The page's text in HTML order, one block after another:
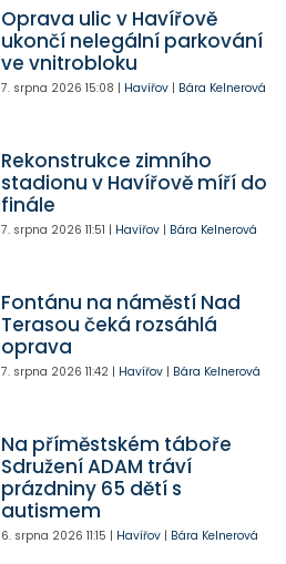
Oprava ulic v Havířově
ukončí nelegální parkování
ve vnitrobloku
7. srpna 2026 15:08 | Havířov| Bára Kelnerová
Rekonstrukce zimního
stadionu v Havířově míří do
finále
7. srpna 2026 11:51 | Havířov| Bára Kelnerová
Fontánu na náměstí Nad
Terasou čeká rozsáhlá
oprava
7. srpna 2026 11:42| Havířov| Bára Kelnerová
Na příměstském táboře
Sdružení ADAM tráví
prázdniny 65 dětí s
autismem
6. srpna 2026 11:15 | Havířov| Bára Kelnerová